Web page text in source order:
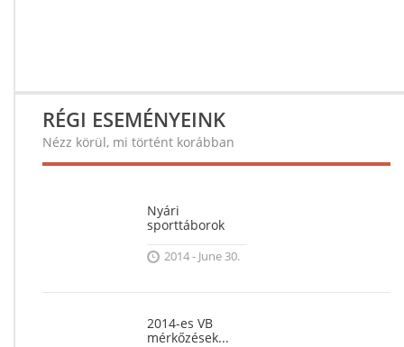
RÉGI ESEMÉNYEINK
Nézz körül, mi történt korábban
Nyári
sporttáborok
2014 - June 30.
2014-es VB
mérkőzések...